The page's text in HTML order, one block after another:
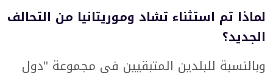
لماذا تم استثناء تشاد وموريتانيا من التحالف
الجديد؟
وبالنسبة للبلدين المتبقيين في مجموعة "دول